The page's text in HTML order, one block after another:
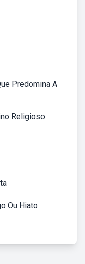
Predomina A
Religioso
Ou Hiato